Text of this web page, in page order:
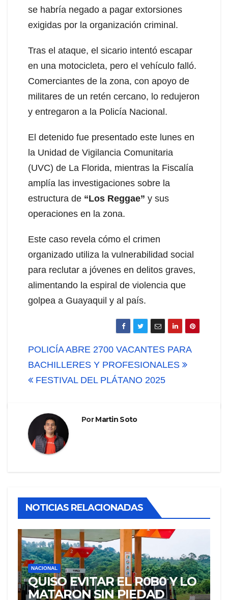
se habría negado a pagar extorsiones
exigidas por la organización criminal.
Tras el ataque, el sicario intentó escapar
en una motocicleta, pero el vehículo falló.
Comerciantes de la zona, con apoyo de
militares de un retén cercano, lo redujeron
y entregaron a la Policía Nacional.
El detenido fue presentado este lunes en
la Unidad de Vigilancia Comunitaria
(UVC) de La Florida, mientras la Fiscalía
amplía las investigaciones sobre la
estructura de “Los Reggae” y sus
operaciones en la zona.
Este caso revela cómo el crimen
organizado utiliza la vulnerabilidad social
para reclutar a jóvenes en delitos graves,
alimentando la espiral de violencia que
golpea a Guayaquil y al país.
Navegación
de
entradas
POLICÍA ABRE 2700 VACANTES PARA
BACHILLERES Y PROFESIONALES
FESTIVAL DEL PLÁTANO 2025
PorMartin Soto
NOTICIAS RELACIONADAS
NACIONAL
QUISO EVITAR EL R0B0 Y LO
MATARON SIN PIEDAD